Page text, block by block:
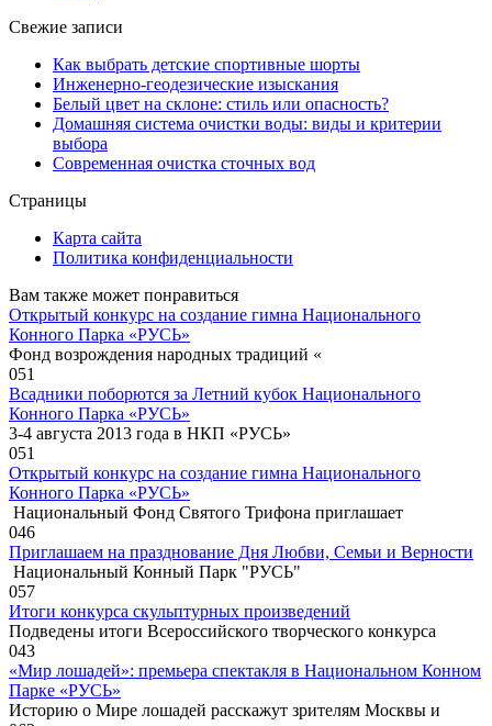
Свежие записи
Как выбрать детские спортивные шорты
Инженерно-геодезические изыскания
Белый цвет на склоне: стиль или опасность?
Домашняя система очистки воды: виды и критерии
выбора
Современная очистка сточных вод
Страницы
Карта сайта
Политика конфиденциальности
Вам также может понравиться
Открытый конкурс на создание гимна Национального
Конного Парка «РУСЬ»
Фонд возрождения народных традиций «
051
Всадники поборются за Летний кубок Национального
Конного Парка «РУСЬ»
3-4 августа 2013 года в НКП «РУСЬ»
051
Открытый конкурс на создание гимна Национального
Конного Парка «РУСЬ»
Национальный Фонд Святого Трифона приглашает
046
Приглашаем на празднование Дня Любви, Семьи и Верности
Национальный Конный Парк "РУСЬ"
057
Итоги конкурса скульптурных произведений
Подведены итоги Всероссийского творческого конкурса
043
«Мир лошадей»: премьера спектакля в Национальном Конном
Парке «РУСЬ»
Историю о Мире лошадей расскажут зрителям Москвы и